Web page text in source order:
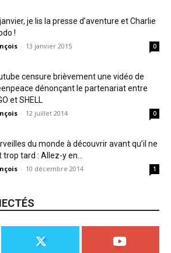
je lis la presse d’aventure et Charlie
!
- 13 janvier 2015 0
censure brièvement une vidéo de
dénonçant le partenariat entre
et SHELL
- 12 juillet 2014 0
du monde à découvrir avant qu’il ne
trop tard : Allez-y en...
- 10 décembre 2014 1